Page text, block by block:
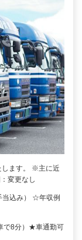
します。 ※主に近
変更なし
当込み） ☆年収例
で8分）★車通勤可